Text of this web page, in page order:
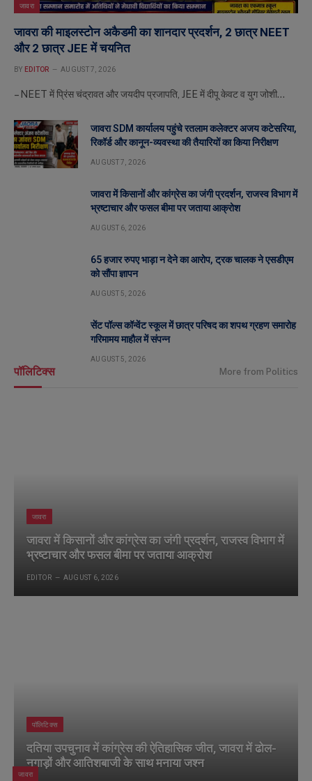
जावरा
जावरा की माइलस्टोन अकैडमी का शानदार प्रदर्शन, 2 छात्र NEET
और 2 छात्र JEE में चयनित
BY EDITOR AUGUST 7, 2026
– NEET में प्रिंस चंद्रावत और जयदीप प्रजापति, JEE में दीपू केवट व युग जोशी…
जावरा SDM कार्यालय पहुंचे रतलाम कलेक्टर अजय कटेसरिया,
रिकॉर्ड और कानून-व्यवस्था की तैयारियों का किया निरीक्षण
AUGUST 7, 2026
जावरा में किसानों और कांग्रेस का जंगी प्रदर्शन, राजस्व विभाग में
भ्रष्टाचार और फसल बीमा पर जताया आक्रोश
AUGUST 6, 2026
65 हजार रुपए भाड़ा न देने का आरोप, ट्रक चालक ने एसडीएम
को सौंपा ज्ञापन
AUGUST 5, 2026
सेंट पॉल्स कॉन्वेंट स्कूल में छात्र परिषद का शपथ ग्रहण समारोह
गरिमामय माहौल में संपन्न
AUGUST 5, 2026
पॉलिटिक्स More from Politics
जावरा
जावरा में किसानों और कांग्रेस का जंगी प्रदर्शन, राजस्व विभाग में
भ्रष्टाचार और फसल बीमा पर जताया आक्रोश
EDITOR AUGUST 6, 2026
पॉलिटिक्स
दतिया उपचुनाव में कांग्रेस की ऐतिहासिक जीत, जावरा में ढोल-
नगाड़ों और आतिशबाजी के साथ मनाया जश्न
जावरा